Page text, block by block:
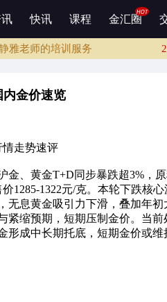
快讯 课程 金汇圈
2023春季
课程
2023春季日
雅老师的培训服务
课程
雅老师的培训服务
内金价速览
情走势速评
金、黄金T+D同步暴跌超3%，
1285-1322元/克。本轮下跌核
无息黄金吸引力下滑，叠加年
紧缩预期，短期压制金价。当
形成中长期托底，短期金价或维